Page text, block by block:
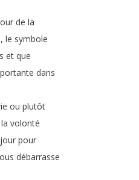
de la
, le symbole
et que
dans
ou plutôt
la volonté
jour pour
débarrasse